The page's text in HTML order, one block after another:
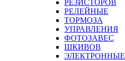
РЕЗИСТОРОВ
РЕЛЕЙНЫЕ
ТОРМОЗА
УПРАВЛЕНИЯ
ФОТОЗАВЕС
ШКИВОВ
ЭЛЕКТРОННЫЕ